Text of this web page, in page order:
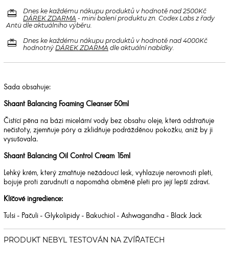
redeem
Dnes ke každému nákupu produktů v hodnotě nad 2500Kč
DÁREK ZDARMA - mini balení produktu zn. Codex Labs z řady
Antü dle aktuálního výběru.
redeem
Dnes ke každému nákupu produktů v hodnotě nad 4000Kč
hodnotný DÁREK ZDARMA dle aktuální nabídky.
Sada obsahuje:
Shaant Balancing Foaming Cleanser 50ml
Čistící pěna na bázi micelární vody bez obsahu oleje, která odstraňuje
nečistoty, zjemňuje póry a zklidňuje podrážděnou pokožku, aniž by ji
vysušovala.
Shaant Balancing Oil Control Cream 15ml
Lehký krém, který zmatňuje nežádoucí lesk, vyhlazuje nerovnosti pleti,
bojuje proti zarudnutí a napomáhá obměně pleti pro její lepší zdraví.
Klíčové ingredience:
Tulsi - Pačuli - Glykolipidy - Bakuchiol - Ashwagandha - Black Jack